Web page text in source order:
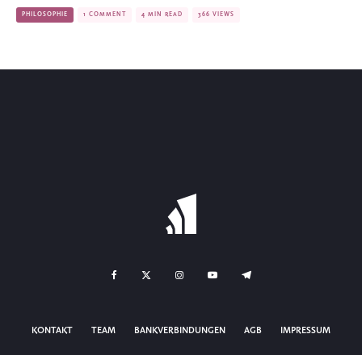
PHILOSOPHIE 1 COMMENT 4 MIN READ 366 VIEWS
KONTAKT TEAM BANKVERBINDUNGEN AGB IMPRESSUM